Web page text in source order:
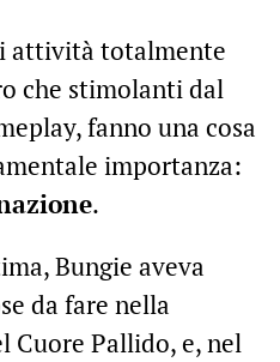
attività totalmente
che stimolanti dal
fanno una cosa
importanza:
.
Bungie aveva
da fare nella
Cuore Pallido, e, nel